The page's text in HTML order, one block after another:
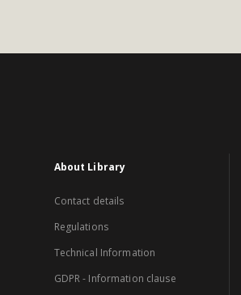
About Library
Contact details
Regulations
Technical Information
GDPR - Information clause